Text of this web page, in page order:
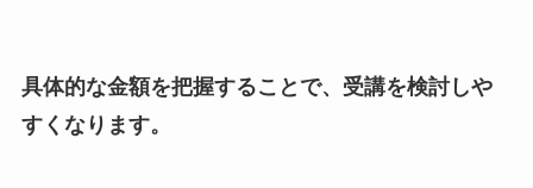
具体的な金額を把握することで、受講を検討しや
すくなります。